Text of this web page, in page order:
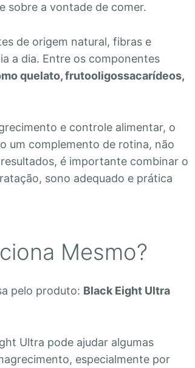
sobre a vontade de comer.
de origem natural, fibras e
a dia. Entre os componentes
quelato, frutooligossacarídeos,
e controle alimentar, o
um complemento de rotina, não
é importante combinar o
sono adequado e prática
Mesmo?
pelo produto: Black Eight Ultra
Ultra pode ajudar algumas
especialmente por